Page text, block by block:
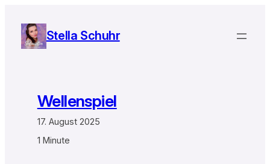
Inhalt
springen
Stella Schuhr
Wellenspiel
17. August 2025
1 Minute